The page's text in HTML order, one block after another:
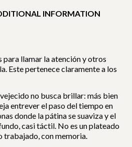
INFORMATION
llamar la atención y otros
Este pertenece claramente a los
no busca brillar: más bien
entrever el paso del tiempo en
donde la pátina se suaviza y el
casi táctil. No es un plateado
trabajado, con memoria.